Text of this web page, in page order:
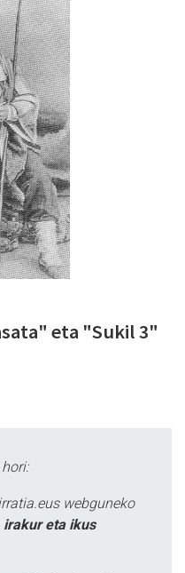
eta "Sukil 3"
webguneko
irakur eta ikus